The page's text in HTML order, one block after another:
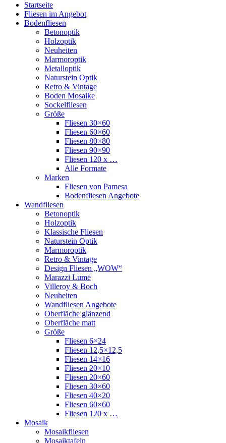
Startseite
Fliesen im Angebot
Bodenfliesen
Betonoptik
Holzoptik
Neuheiten
Marmoroptik
Metalloptik
Naturstein Optik
Retro & Vintage
Boden Mosaike
Sockelfliesen
Größe
Fliesen 30×60
Fliesen 60×60
Fliesen 80×80
Fliesen 90×90
Fliesen 120 x …
Alle Formate
Marken
Fliesen von Pamesa
Bodenfliesen Angebote
Wandfliesen
Betonoptik
Holzoptik
Klassische Fliesen
Naturstein Optik
Marmoroptik
Retro & Vintage
Design Fliesen „WOW“
Marazzi Lume
Villeroy & Boch
Neuheiten
Wandfliesen Angebote
Oberfläche glänzend
Oberfläche matt
Größe
Fliesen 6×24
Fliesen 12,5×12,5
Fliesen 14×16
Fliesen 20×10
Fliesen 20×60
Fliesen 30×60
Fliesen 40×20
Fliesen 60×60
Fliesen 120 x …
Mosaik
Mosaikfliesen
Mosaiktafeln